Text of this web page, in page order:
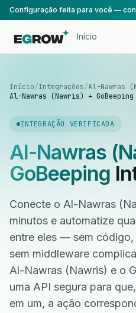
Início
Início/Integrações/Al-Nawras
Al-Nawras (Nawris) + GoBeeping
INTEGRAÇÃO VERIFICADA
Al-Nawras
GoBeeping
Conecte o Al-Nawras
minutos e automatize
entre eles — sem
sem middleware
Al-Nawras (Nawris) e o
uma API segura para
em um, a ação